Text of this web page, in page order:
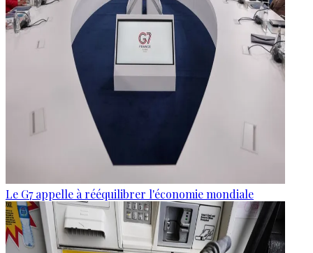
Le G7 appelle à rééquilibrer l'économie mondiale